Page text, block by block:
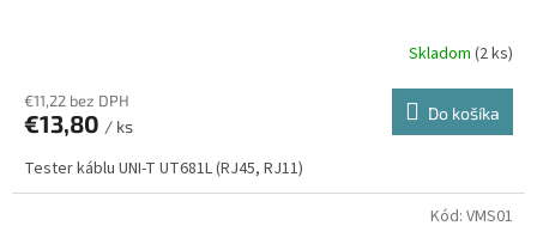
Skladom (2 ks)
€11,22 bez DPH
€13,80 / ks
Do košíka
Tester káblu UNI-T UT681L (RJ45, RJ11)
Kód: VMS01